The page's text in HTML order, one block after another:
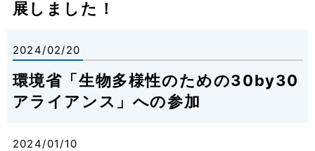
展しました！
2024/02/20
環境省「生物多様性のための30by30
アライアンス」への参加
2024/01/10